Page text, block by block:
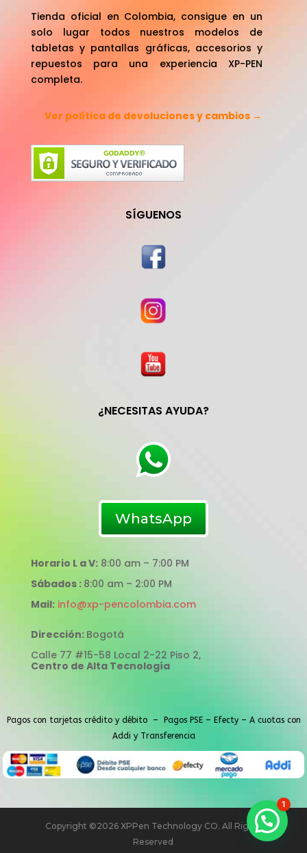
Tienda oficial en Colombia, consigue en un
solo lugar todos nuestros modelos de
tabletas y pantallas gráficas, accesorios y
repuestos para una experiencia XP-PEN
completa.
Ver política de devoluciones y cambios →
SÍGUENOS
¿NECESITAS AYUDA?
WhatsApp
Horario L a V:8:00 am – 7:00 PM
Sábados : 8:00 am – 2:00 PM
Mail: info@xp-pencolombia.com
Dirección: Bogotá
Calle 77 #15-58 Local 2-22 Piso 2,
Centro de Alta Tecnología
Pagos con tarjetas crédito y débito – Pagos PSE – Efecty – A cuotas con
Addi y Transferencia
Copyright ©2026 XPPen Technology CO. All Rights
Reserved
1